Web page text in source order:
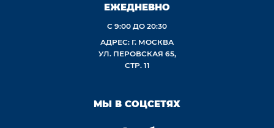
ЕЖЕДНЕВНО
С 9:00 ДО 20:30
АДРЕС: Г. МОСКВА
УЛ. ПЕРОВСКАЯ 65,
СТР. 11
МЫ В СОЦСЕТЯХ